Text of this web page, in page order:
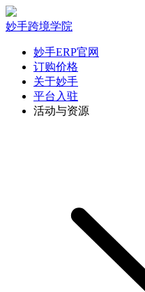
妙手跨境学院
妙手ERP官网
订购价格
关于妙手
平台入驻
活动与资源